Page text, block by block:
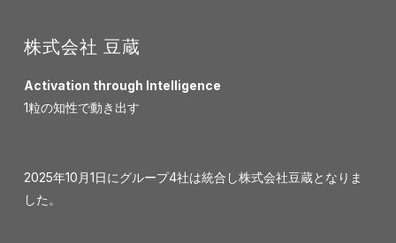
株式会社 豆蔵
Activation through Intelligence
1粒の知性で動き出す
2025年10月1日にグループ4社は統合し株式会社豆蔵となりま
した。